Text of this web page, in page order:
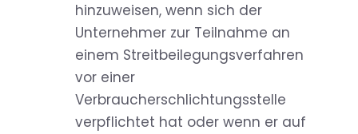
hinzuweisen, wenn sich der
Unternehmer zur Teilnahme an
einem Streitbeilegungsverfahren
vor einer
Verbraucherschlichtungsstelle
verpflichtet hat oder wenn er auf